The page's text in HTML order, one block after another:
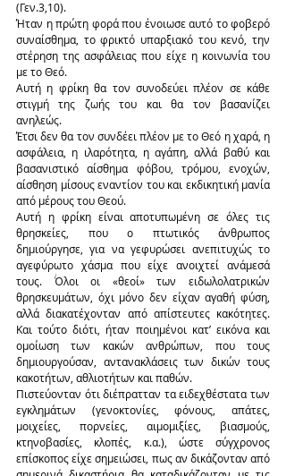
(Γεν.3,10).
Ήταν η πρώτη φορά που ένοιωσε αυτό το φοβερό
συναίσθημα, το φρικτό υπαρξιακό του κενό, την
στέρηση της ασφάλειας που είχε η κοινωνία του
με το Θεό.
Αυτή η φρίκη θα τον συνοδεύει πλέον σε κάθε
στιγμή της ζωής του και θα τον βασανίζει
ανηλεώς.
Έτσι δεν θα τον συνδέει πλέον με το Θεό η χαρά, η
ασφάλεια, η ιλαρότητα, η αγάπη, αλλά βαθύ και
βασανιστικό αίσθημα φόβου, τρόμου, ενοχών,
αίσθηση μίσους εναντίον του και εκδικητική μανία
από μέρους του Θεού.
Αυτή η φρίκη είναι αποτυπωμένη σε όλες τις
θρησκείες, που ο πτωτικός άνθρωπος
δημιούργησε, για να γεφυρώσει ανεπιτυχώς το
αγεφύρωτο χάσμα που είχε ανοιχτεί ανάμεσά
τους. Όλοι οι «θεοί» των ειδωλολατρικών
θρησκευμάτων, όχι μόνο δεν είχαν αγαθή φύση,
αλλά διακατέχονταν από απίστευτες κακότητες.
Και τούτο διότι, ήταν ποιημένοι κατ’ εικόνα και
ομοίωση των κακών ανθρώπων, που τους
δημιουργούσαν, αντανακλάσεις των δικών τους
κακοτήτων, αθλιοτήτων και παθών.
Πιστεύονταν ότι διέπρατταν τα ειδεχθέστατα των
εγκλημάτων (γενοκτονίες, φόνους, απάτες,
μοιχείες, πορνείες, αιμομιξίες, βιασμούς,
κτηνοβασίες, κλοπές, κ.α.), ώστε σύγχρονος
επίσκοπος είχε σημειώσει, πως αν δικάζονταν από